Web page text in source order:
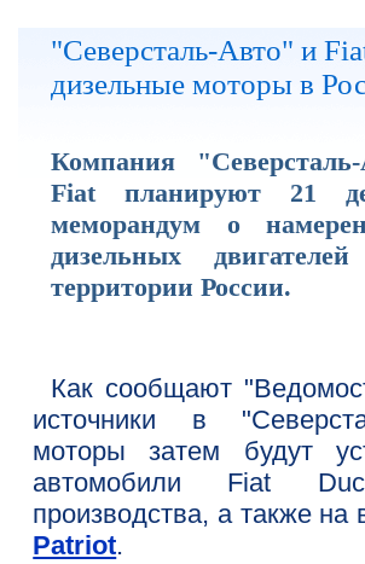
"Северсталь-Авто" и
дизельные моторы в
Компания
Fiat планируют 21
меморандум о
дизельных
территории России.
Как сообщают
источники в
моторы затем будут
автомобили Fiat
производства, а также на
Patriot.